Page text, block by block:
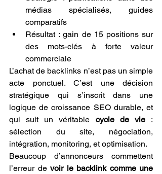
médias spécialisés, guides
comparatifs
Résultat : gain de 15 positions sur
des mots-clés à forte valeur
commerciale
L’achat de backlinks n’est pas un simple
acte ponctuel. C’est une décision
stratégique qui s’inscrit dans une
logique de croissance SEO durable, et
qui suit un véritable cycle de vie :
sélection du site, négociation,
intégration, monitoring, et optimisation.
Beaucoup d’annonceurs commettent
l’erreur de voir le backlink comme une